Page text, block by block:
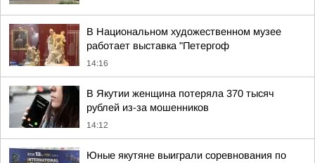
В Национальном художественном музее
работает выставка "Петергоф
14:16
В Якутии женщина потеряла 370 тысяч
рублей из-за мошенников
14:12
Юные якутяне выиграли соревнования по